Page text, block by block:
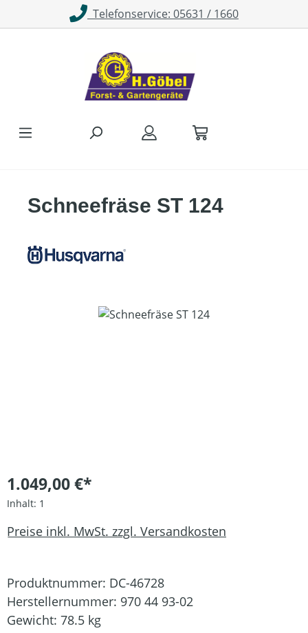
Zum Hauptinhalt springenTelefonservice: 05631 / 1660
Schneefräse ST 124
Bildergalerie überspringen
1.049,00 €*
Inhalt: 1
Preise inkl. MwSt. zzgl. Versandkosten
Produktnummer: DC-46728
Herstellernummer: 970 44 93-02
Gewicht: 78.5 kg